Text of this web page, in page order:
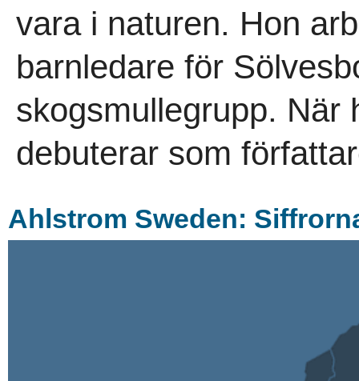
vara i naturen. Hon
barnledare för
skogsmullegrupp. När
debuterar som
Ahlstrom Sweden: